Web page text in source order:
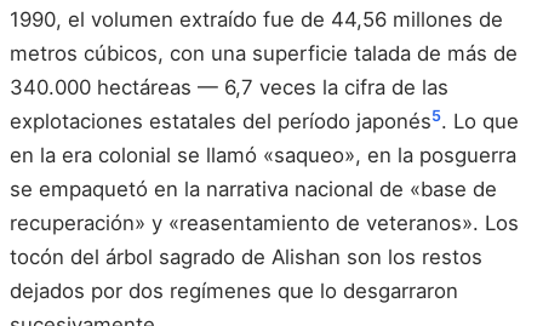
1990, el volumen extraído fue de 44,56 millones de
metros cúbicos, con una superficie talada de más de
340.000 hectáreas — 6,7 veces la cifra de las
explotaciones estatales del período japonés5. Lo que
en la era colonial se llamó «saqueo», en la posguerra
se empaquetó en la narrativa nacional de «base de
recuperación» y «reasentamiento de veteranos». Los
tocón del árbol sagrado de Alishan son los restos
dejados por dos regímenes que lo desgarraron